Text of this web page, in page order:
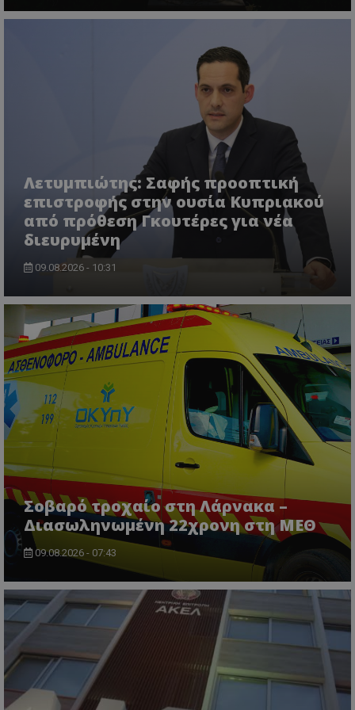
Λετυμπιώτης: Σαφής προοπτική
επιστροφής στην ουσία Κυπριακού
από πρόθεση Γκουτέρες για νέα
διευρυμένη
09.08.2026 - 10:31
Σοβαρό τροχαίο στη Λάρνακα –
Διασωληνωμένη 22χρονη στη ΜΕΘ
09.08.2026 - 07:43
Ο ιστότοπος δεν μπορεί να χρησιμοποιηθεί σωστά
Προμηθευτής
.lifenewscy.tothemaonline.com
ASP.NET_SessionId
Microsoft Corporation
VISITOR_PRIVACY_METADATA
YouTube